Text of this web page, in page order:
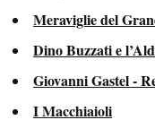
Meraviglie del
Dino Buzzati e
Giovanni Gastel -
I Macchiaioli